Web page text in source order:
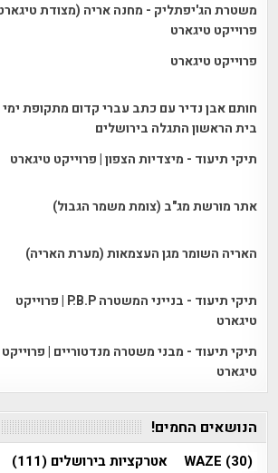
משטרת הג'יפתליק - מחנה אריה (מצודת
פרוייקט טיגארט
פרוייקט טיגארט
חותם אבן נדיר עם כתב עברי קדום מתקופת ימי
בית הראשון התגלה בירושלים
תיקי תיעוד - מיצדיות הצפון | פרוייקט טיגארט
אתר מורשת מג"ב (צומת משמר הגבול)
האריה השומר מגן העצמאות (מערת האריה)
תיקי תיעוד - בנייני המשטרה P.B.P | פרוייקט
טיגארט
תיקי תיעוד - מבני משטרה מנדטוריים | פרוייקט
טיגארט
הנושאים החמים!
WAZE (30) אטרקציות בירושלים (111)